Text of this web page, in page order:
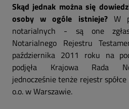
Skąd jednak można się
osoby w ogóle istnieje?W
notarialnych - są one
Notarialnego Rejestru
października 2011 roku na
podjęła Krajowa Rada
jednocześnie tenże rejestr
o.o. w Warszawie.